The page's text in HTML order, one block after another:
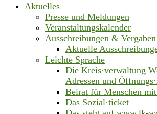
Aktuelles
Presse und Meldungen
Veranstaltungskalender
Ausschreibungen & Vergaben
Aktuelle
Leichte Sprache
Die Kreis·verwaltung
Adressen und
Beirat für Menschen
Das Sozial·ticket